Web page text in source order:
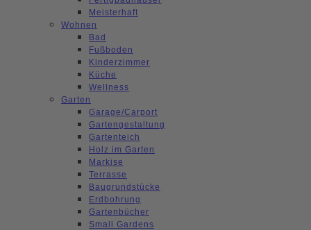
Meisterhaft
Wohnen
Bad
Fußboden
Kinderzimmer
Küche
Wellness
Garten
Garage/Carport
Gartengestaltung
Gartenteich
Holz im Garten
Markise
Terrasse
Baugrundstücke
Erdbohrung
Gartenbücher
Small Gardens